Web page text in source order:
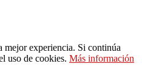
su representante de
mejor experiencia. Si continúa
uso de cookies. Más información